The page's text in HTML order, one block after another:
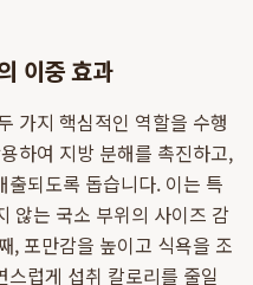
이중 효과
가지 핵심적인 역할을 수행
하여 지방 분해를 촉진하고,
되도록 돕습니다. 이는 특
않는 국소 부위의 사이즈 감
, 포만감을 높이고 식욕을 조
럽게 섭취 칼로리를 줄일